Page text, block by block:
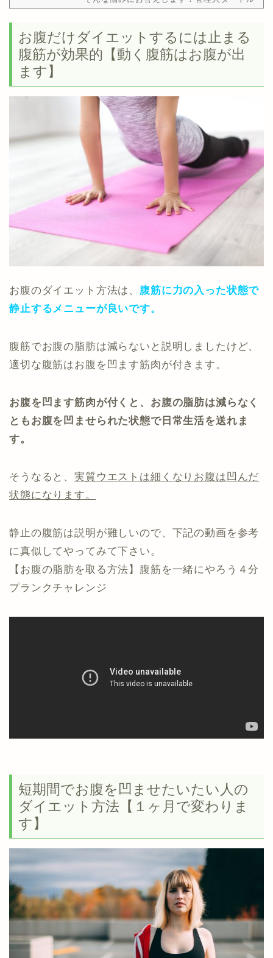
が出来ます。この記事を読んだ後は、運動、
食事、サプリメントの知識が身に付き体脂肪
阻止して、食事の…
お腹だけダイエットするには止まる
腹筋が効果的【動く腹筋はお腹が出
ます】
お腹のダイエット方法は、 腹筋に力の入った状態で
静止するメニューが良いです。
腹筋でお腹の脂肪は減らないと説明しましたけど、
適切な腹筋はお腹を凹ます筋肉が付きます。
お腹を凹ます筋肉が付くと、お腹の脂肪は減らなく
ともお腹を凹ませられた状態で日常生活を送れま
す。
そうなると、実質ウエストは細くなりお腹は凹んだ
状態になります。
静止の腹筋は説明が難しいので、下記の動画を参考
に真似してやってみて下さい。
【お腹の脂肪を取る方法】腹筋を一緒にやろう４分
プランクチャレンジ
短期間でお腹を凹ませたいたい人の
ダイエット方法【１ヶ月で変わりま
す】